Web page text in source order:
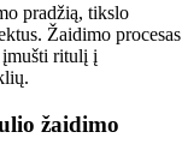
pradžią, tikslo
Žaidimo procesas
įmušti ritulį į
žaidimo